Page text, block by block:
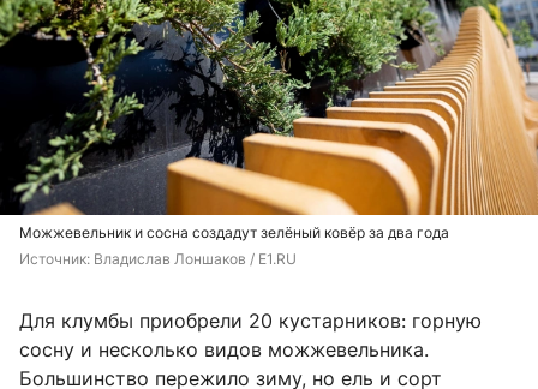
Можжевельник и сосна создадут зелёный ковёр за два года
Источник: Владислав Лоншаков / E1.RU
Для клумбы приобрели 20 кустарников: горную
сосну и несколько видов можжевельника.
Большинство пережило зиму, но ель и сорт